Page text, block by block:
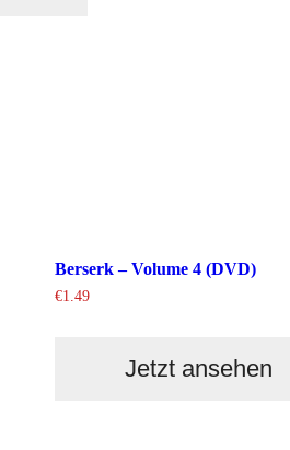
Berserk – Volume 4 (DVD)
€1.49
Jetzt ansehen